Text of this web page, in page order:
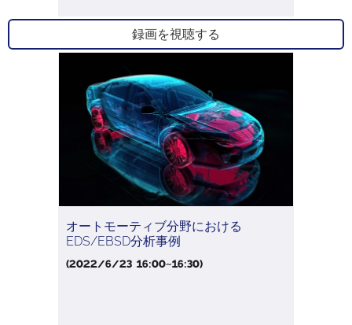
録画を視聴する
オートモーティブ分野における
EDS/EBSD分析事例
(2022/6/23 16:00~16:30)